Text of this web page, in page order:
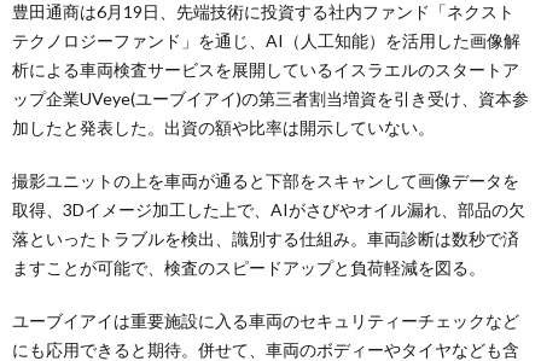
豊田通商は6月19日、先端技術に投資する社内ファンド「ネクスト
テクノロジーファンド」を通じ、AI（人工知能）を活用した画像解
析による車両検査サービスを展開しているイスラエルのスタートア
ップ企業UVeye(ユーブイアイ)の第三者割当増資を引き受け、資本参
加したと発表した。出資の額や比率は開示していない。
撮影ユニットの上を車両が通ると下部をスキャンして画像データを
取得、3Dイメージ加工した上で、AIがさびやオイル漏れ、部品の欠
落といったトラブルを検出、識別する仕組み。車両診断は数秒で済
ますことが可能で、検査のスピードアップと負荷軽減を図る。
ユーブイアイは重要施設に入る車両のセキュリティーチェックなど
にも応用できると期待。併せて、車両のボディーやタイヤなども含